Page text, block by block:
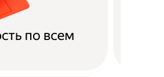
по всем